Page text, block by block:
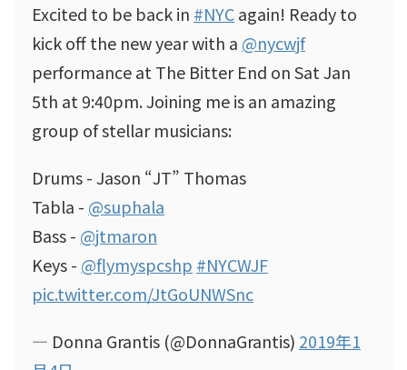
Excited to be back in #NYCagain! Ready to
kick off the new year with a @nycwjf
performance at The Bitter End on Sat Jan
5th at 9:40pm. Joining me is an amazing
group of stellar musicians:
Drums - Jason “JT” Thomas
Tabla - @suphala
Bass - @jtmaron
Keys - @flymyspcshp #NYCWJF
pic.twitter.com/JtGoUNWSnc
— Donna Grantis (@DonnaGrantis) 2019年1